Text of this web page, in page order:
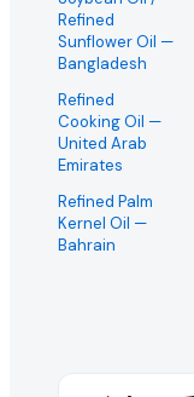
Refined
Sunflower Oil —
Bangladesh
Refined
Cooking Oil —
United Arab
Emirates
Refined Palm
Kernel Oil —
Bahrain